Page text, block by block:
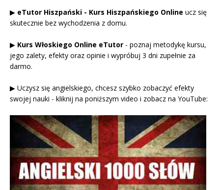
▶ eTutor Hiszpański - Kurs Hiszpańskiego Online ucz się
skutecznie bez wychodzenia z domu.
▶ Kurs Włoskiego Online eTutor - poznaj metodykę kursu,
jego zalety, efekty oraz opinie i wypróbuj 3 dni zupełnie za
darmo.
▶ Uczysz się angielskiego, chcesz szybko zobaczyć efekty
swojej nauki - kliknij na poniższym video i zobacz na YouTube: